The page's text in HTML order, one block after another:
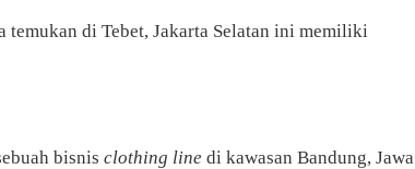
temukan di Tebet, Jakarta Selatan ini memiliki
bisnis clothing line di kawasan Bandung, Jawa